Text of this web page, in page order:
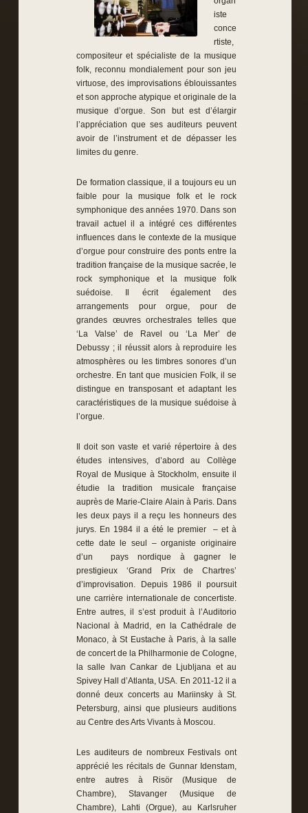
iste
conce
rtiste,
compositeur et spécialiste de la musique
folk, reconnu mondialement pour son jeu
virtuose, des improvisations éblouissantes
et son approche atypique et originale de la
musique d’orgue. Son but est d’élargir
l’appréciation que ses auditeurs peuvent
avoir de l’instrument et de dépasser les
limites du genre.
De formation classique, il a toujours eu un
faible pour la musique folk et le rock
symphonique des années 1970. Dans son
travail actuel il a intégré ces différentes
influences dans le contexte de la musique
d’orgue pour construire des ponts entre la
tradition française de la musique sacrée, le
rock symphonique et la musique folk
suédoise. Il écrit également des
arrangements pour orgue, pour de
grandes œuvres orchestrales telles que
‘La Valse’ de Ravel ou ‘La Mer’ de
Debussy ; il réussit alors à reproduire les
atmosphères ou les timbres sonores d’un
orchestre. En tant que musicien Folk, il se
distingue en transposant et adaptant les
caractéristiques de la musique suédoise à
l’orgue.
Il doit son vaste et varié répertoire à des
études intensives, d’abord au Collège
Royal de Musique à Stockholm, ensuite il
étudie la tradition musicale française
auprès de Marie-Claire Alain à Paris. Dans
les deux pays il a reçu les honneurs des
jurys. En 1984 il a été le premier – et à
cette date le seul – organiste originaire
d’un pays nordique à gagner le
prestigieux ‘Grand Prix de Chartres’
d’improvisation. Depuis 1986 il poursuit
une carrière internationale de concertiste.
Entre autres, il s’est produit à l’Auditorio
Nacional à Madrid, en la Cathédrale de
Monaco, à St Eustache à Paris, à la salle
de concert de la Philharmonie de Cologne,
la salle Ivan Cankar de Ljubljana et au
Spivey Hall d’Atlanta, USA. En 2011-12 il a
donné deux concerts au Mariinsky à St.
Petersburg, ainsi que plusieurs auditions
au Centre des Arts Vivants à Moscou.
Les auditeurs de nombreux Festivals ont
apprécié les récitals de Gunnar Idenstam,
entre autres à Risör (Musique de
Chambre), Stavanger (Musique de
Chambre), Lahti (Orgue), au Karlsruher